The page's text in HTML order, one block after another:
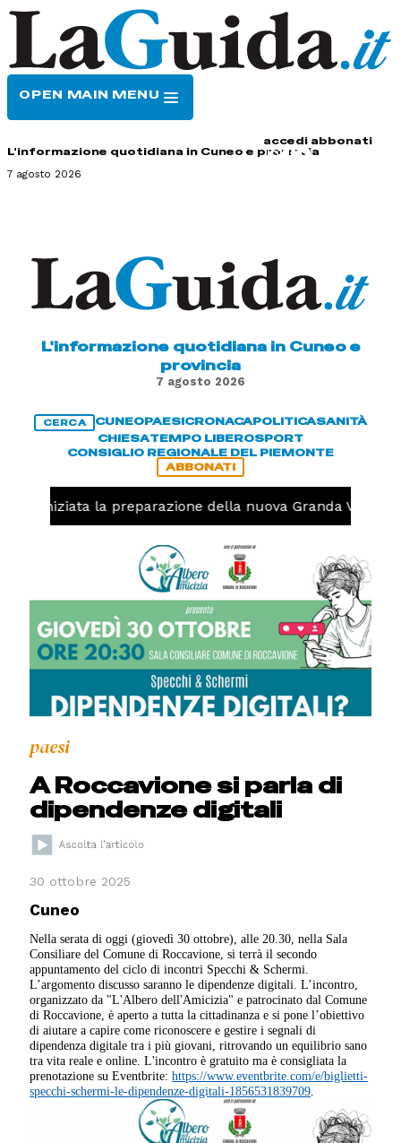
OPEN MAIN MENU
accedi abbonati
L'informazione quotidiana in Cuneo e provincia
7 agosto 2026
L'informazione quotidiana in Cuneo e
provincia
7 agosto 2026
CERCA CUNEOPAESICRONACAPOLITICASANITÀ
CHIESATEMPO LIBEROSPORT
CONSIGLIO REGIONALE DEL PIEMONTE
ABBONATI
iniziata la preparazione della nuova Granda Volley
paesi
A Roccavione si parla di
dipendenze digitali
30 ottobre 2025
Cuneo
Nella serata di oggi (giovedì 30 ottobre), alle 20.30, nella Sala
Consiliare del Comune di Roccavione, si terrà il secondo
appuntamento del ciclo di incontri Specchi & Schermi.
L’argomento discusso saranno le dipendenze digitali. L’incontro,
organizzato da "L'Albero dell'Amicizia" e patrocinato dal Comune
di Roccavione, è aperto a tutta la cittadinanza e si pone l’obiettivo
di aiutare a capire come riconoscere e gestire i segnali di
dipendenza digitale tra i più giovani, ritrovando un equilibrio sano
tra vita reale e online. L'incontro è gratuito ma è consigliata la
prenotazione su Eventbrite:https://www.eventbrite.com/e/biglietti-
specchi-schermi-le-dipendenze-digitali-1856531839709